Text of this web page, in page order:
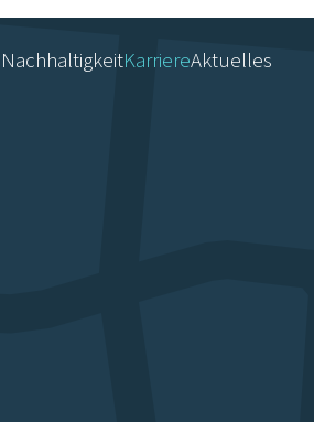
NachhaltigkeitKarriereAktuelles